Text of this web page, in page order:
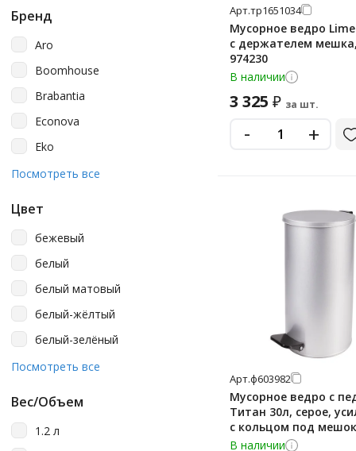
Бренд
Aro
Boomhouse
Brabantia
Econova
Eko
Idea
Primila
Spin&clean
TEMCA/Челтекс
Посмотреть все
Цвет
бежевый
белый
белый матовый
белый-жёлтый
белый-зелёный
белый-коричневый
Посмотреть все
Вес/Объем
1.2 л
Арт.тр1651034
Мусорное ведро
с держателем
974230
В наличии
3 325 ₽ за шт.
- +
Арт.ф603982
Мусорное ведро с
Титан 30л, серое,
с кольцом под мешок
В наличии